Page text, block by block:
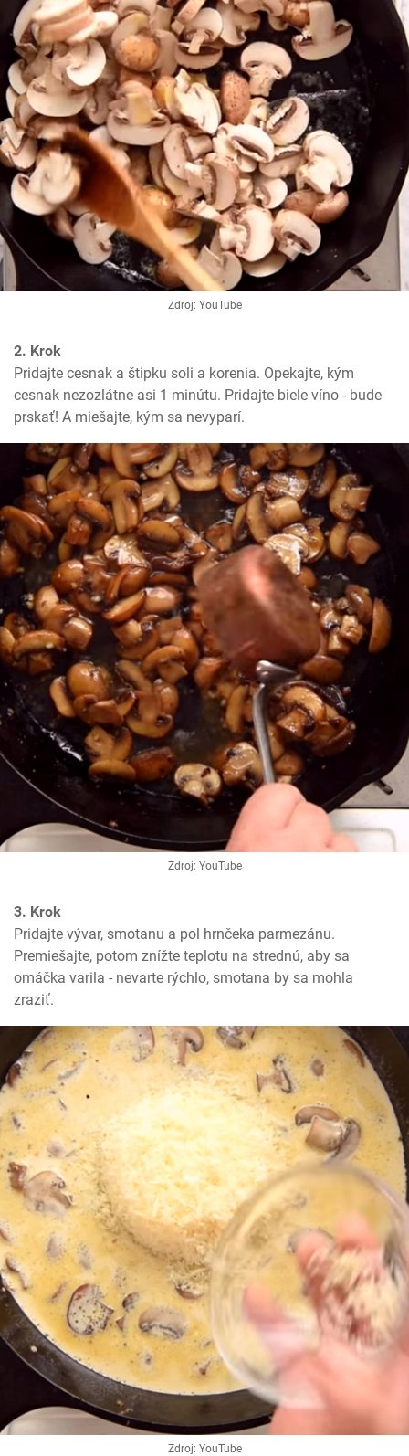
Zdroj: YouTube
2. Krok
Pridajte cesnak a štipku soli a korenia. Opekajte, kým
cesnak nezozlátne asi 1 minútu. Pridajte biele víno - bude
prskať! A miešajte, kým sa nevyparí.
Zdroj: YouTube
3. Krok
Pridajte vývar, smotanu a pol hrnčeka parmezánu.
Premiešajte, potom znížte teplotu na strednú, aby sa
omáčka varila - nevarte rýchlo, smotana by sa mohla
zraziť.
Zdroj: YouTube